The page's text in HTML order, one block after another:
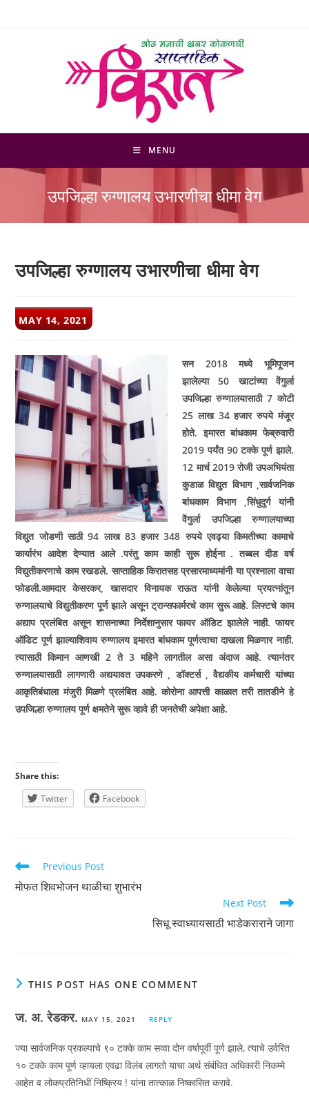
MENU
उपजिल्हा रुग्णालय उभारणीचा धीमा वेग
उपजिल्हा रुग्णालय उभारणीचा धीमा वेग
POST
PUBLISHED:
MAY 14, 2021
सन 2018 मध्ये भूमिपूजन
झालेल्या 50 खाटांच्या वेंगुर्ला
उपजिल्हा रुग्णालयासाठी 7 कोटी
25 लाख 34 हजार रुपये मंजूर
होते. इमारत बांधकाम फेब्रुवारी
2019 पर्यंत 90 टक्के पूर्ण झाले.
12 मार्च 2019 रोजी उपअभियंता
कुडाळ विद्युत विभाग ,सार्वजनिक
बांधकाम विभाग ,सिंधुदुर्ग यांनी
वेंगुर्ला उपजिल्हा रुग्णालयाच्या
विद्युत जोडणी साठी 94 लाख 83 हजार 348 रुपये एवढ्या किमतीच्या कामाचे
कार्यारंभ आदेश देण्यात आले .परंतु काम काही सुरू होईना . तब्बल दीड वर्ष
विद्युतीकरणाचे काम रखडले. साप्ताहिक किरातसह प्रसारमाध्यमांनी या प्रश्‍नाला वाचा
फोडली.आमदार केसरकर, खासदार विनायक राऊत यांनी केलेल्या प्रयत्नांतून
रुग्णालयाचे विद्युतीकरण पूर्ण झाले असून ट्रान्सफार्मरचे काम सुरू आहे. लिफ्टचे काम
अद्याप प्रलंबित असून शासनाच्या निर्देशानुसार फायर ऑडिट झालेले नाही. फायर
ऑडिट पूर्ण झाल्याशिवाय रुग्णालय इमारत बांधकाम पूर्णत्वाचा दाखला मिळणार नाही.
त्यासाठी किमान आणखी 2 ते 3 महिने लागतील असा अंदाज आहे. त्यानंतर
रुग्णालयासाठी लागणारी अद्ययावत उपकरणे , डॉक्टर्स , वैद्यकीय कर्मचारी यांच्या
आकृतिबंधाला मंजुरी मिळणे प्रलंबित आहे. कोरोना आपत्ती काळात तरी तातडीने हे
उपजिल्हा रुग्णालय पूर्ण क्षमतेने सुरू व्हावे ही जनतेची अपेक्षा आहे.
Share this:
Twitter
Facebook
Read
more
articles
Previous Post
मोफत शिवभोजन थाळीचा शुभारंभ
Next Post
सिधू स्वाध्यायसाठी भाडेकराराने जागा
THIS POST HAS ONE COMMENT
ज. अ. रेडकर. MAY 15, 2021 REPLY
ज्या सार्वजनिक प्रकल्पाचे ९० टक्के काम सव्वा दोन वर्षापूर्वी पूर्ण झाले, त्याचे उर्वरित
१० टक्के काम पूर्ण व्हायला एवढा विलंब लागतो याचा अर्थ संबंधित अधिकारी निकम्मे
आहेत व लोकप्रतिनिधीं निष्क्रिय ! यांना तात्काळ निष्कासित करावे.